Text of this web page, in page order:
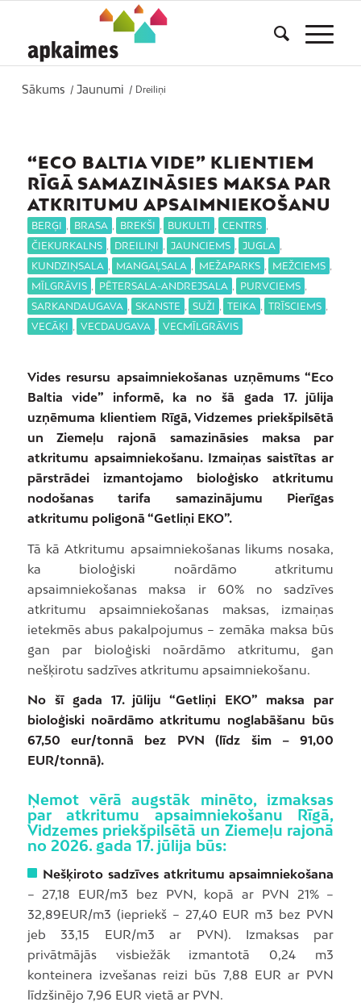
Sākums / Jaunumi / Dreiliņi
“ECO BALTIA VIDE” KLIENTIEM
RĪGĀ SAMAZINĀSIES MAKSA PAR
ATKRITUMU APSAIMNIEKOŠANU
BERĢI , BRASA , BREKŠI , BUKULTI , CENTRS ,
ČIEKURKALNS , DREILIŅI , JAUNCIEMS , JUGLA ,
KUNDZIŅSALA , MANGAĻSALA , MEŽAPARKS , MEŽCIEMS ,
MĪLGRĀVIS , PĒTERSALA-ANDREJSALA , PURVCIEMS ,
SARKANDAUGAVA , SKANSTE , SUŽI , TEIKA , TRĪSCIEMS ,
VECĀĶI , VECDAUGAVA , VECMĪLGRĀVIS
Vides resursu apsaimniekošanas uzņēmums “Eco
Baltia vide” informē, ka no šā gada 17. jūlija
uzņēmuma klientiem Rīgā, Vidzemes priekšpilsētā
un Ziemeļu rajonā samazināsies maksa par
atkritumu apsaimniekošanu. Izmaiņas saistītas ar
pārstrādei izmantojamo bioloģisko atkritumu
nodošanas tarifa samazinājumu Pierīgas
atkritumu poligonā “Getliņi EKO”.
Tā kā Atkritumu apsaimniekošanas likums nosaka,
ka bioloģiski noārdāmo atkritumu
apsaimniekošanas maksa ir 60% no sadzīves
atkritumu apsaimniekošanas maksas, izmaiņas
ietekmēs abus pakalpojumus – zemāka maksa būs
gan par bioloģiski noārdāmo atkritumu, gan
nešķirotu sadzīves atkritumu apsaimniekošanu.
No šī gada 17. jūliju “Getliņi EKO” maksa par
bioloģiski noārdāmo atkritumu noglabāšanu būs
67,50 eur/tonnā bez PVN (līdz šim – 91,00
EUR/tonnā).
Ņemot vērā augstāk minēto, izmaksas
par atkritumu apsaimniekošanu Rīgā,
Vidzemes priekšpilsētā un Ziemeļu rajonā
no 2026. gada 17. jūlija būs:
Nešķiroto sadzīves atkritumu apsaimniekošana
– 27,18 EUR/m3 bez PVN, kopā ar PVN 21% –
32,89EUR/m3 (iepriekš – 27,40 EUR m3 bez PVN
jeb 33,15 EUR/m3 ar PVN). Izmaksas par
privātmājās visbiežāk izmantotā 0,24 m3
konteinera izvešanas reizi būs 7,88 EUR ar PVN
līdzšinējo 7,96 EUR vietā ar PVN.